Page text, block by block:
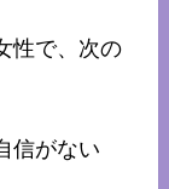
性で、次の
信がない